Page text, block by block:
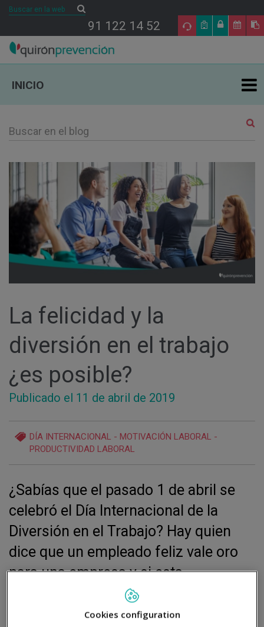
Buscar
91 122 14 52
TU SALUD
SALUD Y EMPRESA
SECTORES DE ACTIVIDAD
INICIO
La felicidad y la
diversión en el trabajo
¿es posible?
Publicado el 11 de abril de 2019
DÍA INTERNACIONAL - MOTIVACIÓN LABORAL -
PRODUCTIVIDAD LABORAL
¿Sabías que el pasado 1 de abril se
celebró el Día Internacional de la
Diversión en el Trabajo? Hay quien
dice que un empleado feliz vale oro
para una empresa y si esta
afirmación es cierta, la felicidad de
los trabajadores debería ser un
Cookies configuration